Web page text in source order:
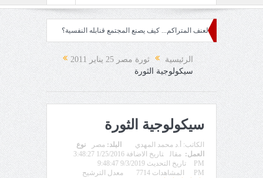
العنف المتراكم... كيف يصنع المجتمع قنابله النفسية؟ ربع قرن!! رزقٌ
الرئيسية
ثورة مصر 25 يناير 2011
سيكولوجية الثورة
سيكولوجية الثورة
الكاتب: أ.د محمد المهدي البلد: مصر
نوع
العمل: مقال
تاريخ الاضافة 1/25/2016 3:48:27
PM
تاريخ التحديث 9/3/2019 9:48:47
PM
المشاهدات 7714 معدل الترشيح